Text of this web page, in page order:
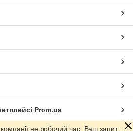
Prom.ua
не робочий час. Ваш запит